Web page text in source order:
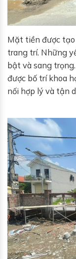
Mặt tiền được
trang trí. Những
bật và sang
được bố trí khoa
nối hợp lý và tận